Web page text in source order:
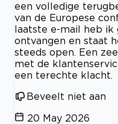
een volledige
van de Europese
laatste e-mail heb ik
ontvangen en staat
steeds open. Een
met de
een terechte klacht.
Beveelt niet aan
20 May 2026